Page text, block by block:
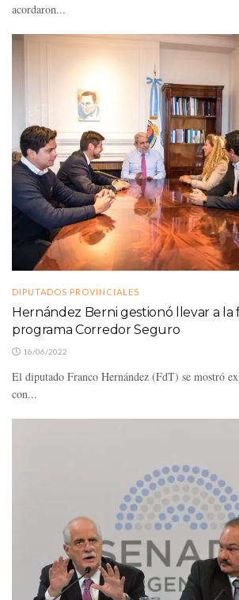
acordaron...
DIPUTADOS PROVINCIALES
Hernández Berni gestionó llevar a la
programa Corredor Seguro
16/06/2022
El diputado Franco Hernández (FdT) se mostró
con...